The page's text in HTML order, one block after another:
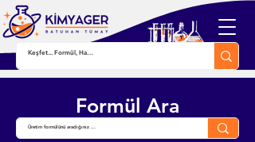
Formül Ara